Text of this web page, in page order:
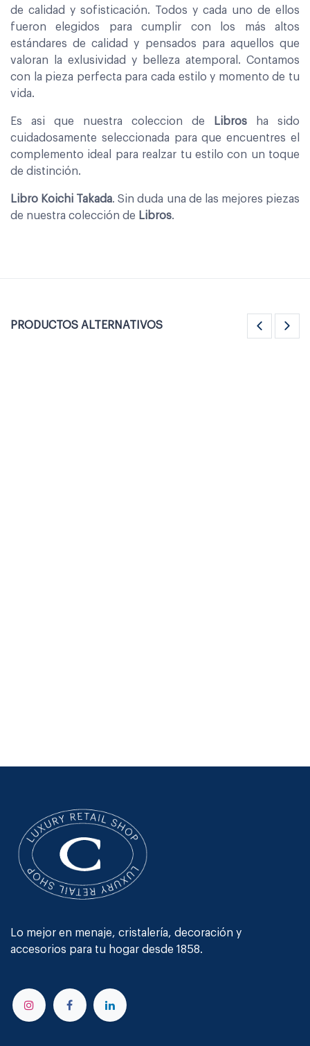
de calidad y sofisticación. Todos y cada uno de ellos
fueron elegidos para cumplir con los más altos
estándares de calidad y pensados para aquellos que
valoran la exlusividad y belleza atemporal. Contamos
con la pieza perfecta para cada estilo y momento de tu
vida.
Es asi que nuestra coleccion de Libros ha sido
cuidadosamente seleccionada para que encuentres el
complemento ideal para realzar tu estilo con un toque
de distinción.
Libro Koichi Takada. Sin duda una de las mejores piezas
de nuestra colección de Libros.
PRODUCTOS ALTERNATIVOS
Lo mejor en menaje, cristalería, decoración y
accesorios para tu hogar desde 1858.